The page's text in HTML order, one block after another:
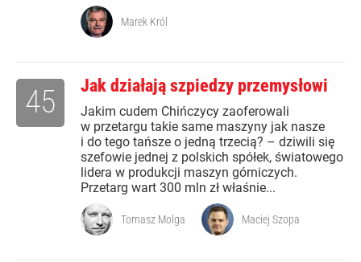
Marek Król
Jak działają szpiedzy przemysłowi
Jakim cudem Chińczycy zaoferowali
w przetargu takie same maszyny jak nasze
i do tego tańsze o jedną trzecią? – dziwili się
szefowie jednej z polskich spółek, światowego
lidera w produkcji maszyn górniczych.
Przetarg wart 300 mln zł właśnie...
45
Tomasz Molga Maciej Szopa